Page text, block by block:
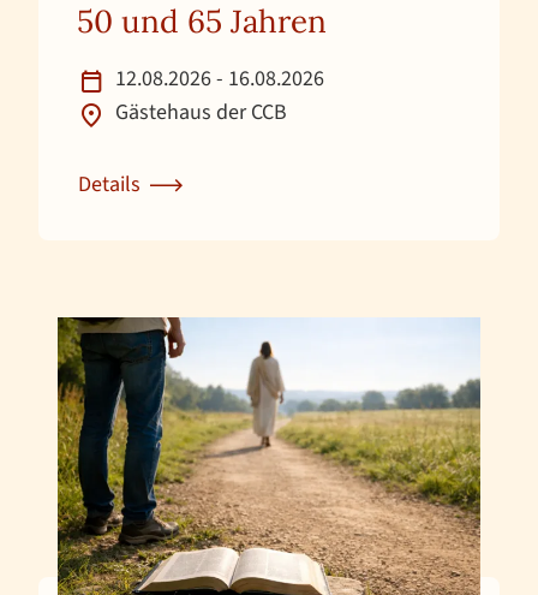
50 und 65 Jahren
12.08.2026 - 16.08.2026
Gästehaus der CCB
Details
Zur Detailseite für Freizeit für Menschen zw. 50